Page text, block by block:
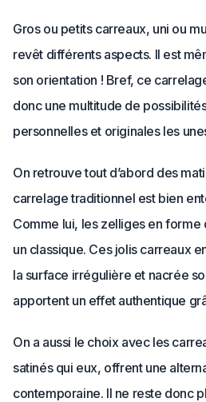
Gros ou petits carreaux, uni ou
revêt différents aspects. Il est
son orientation ! Bref, ce
donc une multitude de
personnelles et originales les
On retrouve tout d’abord des
carrelage traditionnel est bien
Comme lui, les zelliges en forme
un classique. Ces jolis carreaux
la surface irrégulière et nacrée
apportent un effet authentique
On a aussi le choix avec les
satinés qui eux, offrent une
contemporaine. Il ne reste donc